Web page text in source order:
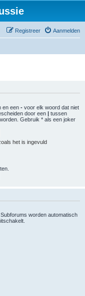
Aanmelden
Registreer
en een - voor elk woord dat niet
door een | tussen
Gebruik * als een joker
het is ingevuld
worden automatisch